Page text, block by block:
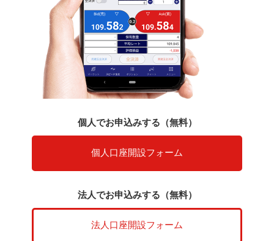
個人でお申込みする（無料）
個人口座開設フォーム
法人でお申込みする（無料）
法人口座開設フォーム